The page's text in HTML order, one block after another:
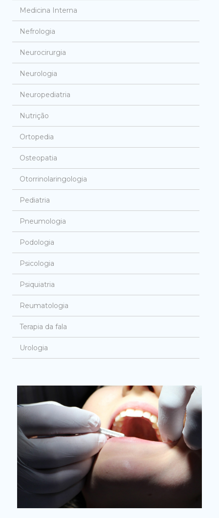
Medicina Interna
Nefrologia
Neurocirurgia
Neurologia
Neuropediatria
Nutrição
Ortopedia
Osteopatia
Otorrinolaringologia
Pediatria
Pneumologia
Podologia
Psicologia
Psiquiatria
Reumatologia
Terapia da fala
Urologia